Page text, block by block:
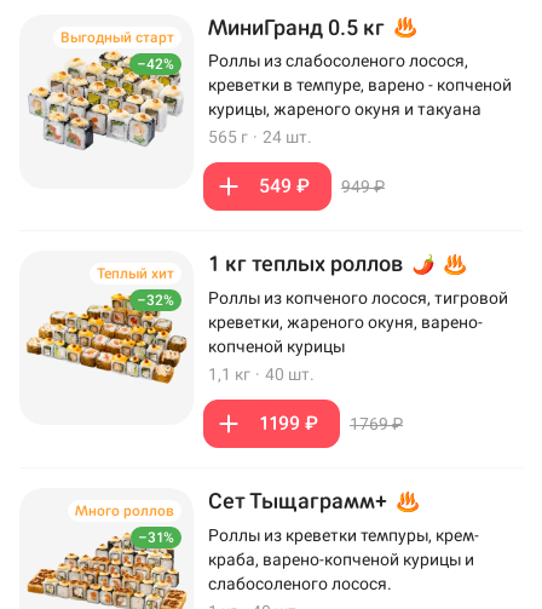
–42%
Выгодный старт МиниГранд 0.5 кг
Роллы из слабосоленого лосося,
креветки в темпуре, варено - копченой
курицы, жареного окуня и такуана
565 г · 24 шт.
549 ₽ 949 ₽
–32%
Теплый хит 1 кг теплых роллов
Роллы из копченого лосося, тигровой
креветки, жареного окуня, варено-
копченой курицы
1,1 кг · 40 шт.
1199 ₽ 1769 ₽
–31%
Много роллов Сет Тыщаграмм+
Роллы из креветки темпуры, крем-
краба, варено-копченой курицы и
слабосоленого лосося.